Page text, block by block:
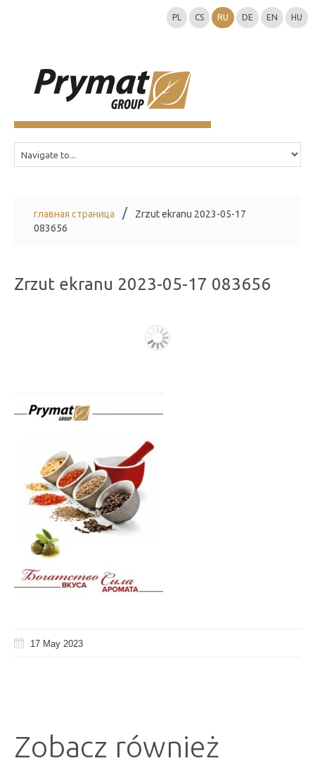
PL CS RU DE EN HU
главная страница
Zrzut ekranu 2023-05-17
083656
Zrzut ekranu 2023-05-17 083656
17 May 2023
Zobacz również